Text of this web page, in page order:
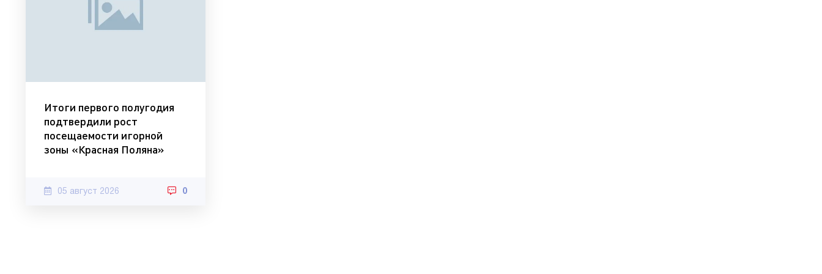
Итоги первого полугодия
подтвердили рост
посещаемости игорной
зоны «Красная Поляна»
05 август 2026 0